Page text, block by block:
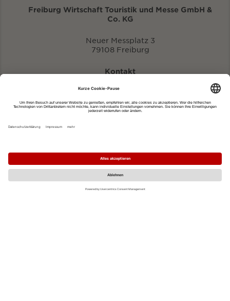
Freiburg Wirtschaft Touristik und Messe GmbH &
Co. KG
Neuer Messplatz 3
79108 Freiburg
Kontakt
eventportal@fwtm.de
Impressum